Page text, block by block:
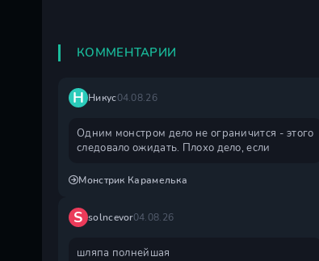
КОММЕНТАРИИ
Н Никус04.08.26
Одним монстром дело не ограничится - этого
следовало ожидать. Плохо дело, если
Монстрик Карамелька
S solncevor04.08.26
шляпа полнейшая